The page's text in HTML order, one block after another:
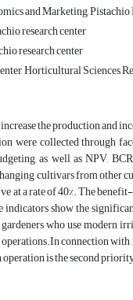
and Marketing,
research center
research center
Horticultural Sciences
the production and
were collected through
as well as NPV,
cultivars from other
at a rate of 40%. The
indicators show the
who use modern
connection with
is the second